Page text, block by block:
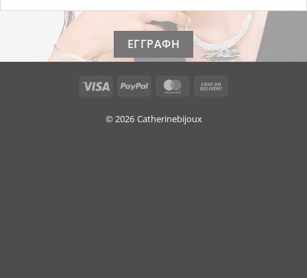
Visa PayPal MasterCard
© 2026 Catherinebijoux